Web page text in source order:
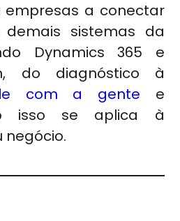
empresas a conectar
demais sistemas da
Dynamics 365 e
do diagnóstico à
com a gente e
isso se aplica à
negócio.